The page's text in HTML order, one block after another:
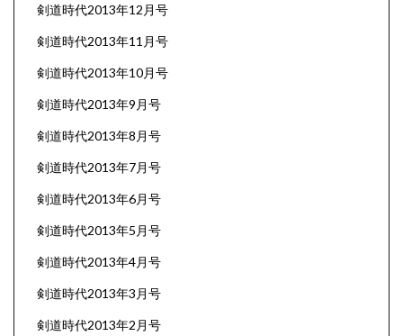
剣道時代2013年12月号
剣道時代2013年11月号
剣道時代2013年10月号
剣道時代2013年9月号
剣道時代2013年8月号
剣道時代2013年7月号
剣道時代2013年6月号
剣道時代2013年5月号
剣道時代2013年4月号
剣道時代2013年3月号
剣道時代2013年2月号